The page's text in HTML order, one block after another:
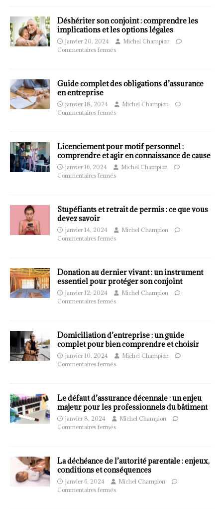
Déshériter son conjoint : comprendre les
implications et les options légales
janvier 20, 2024
Michel Champion
Commentaires fermés
Guide complet des obligations d’assurance
en entreprise
janvier 18, 2024
Michel Champion
Commentaires fermés
Licenciement pour motif personnel :
comprendre et agir en connaissance de cause
janvier 16, 2024
Michel Champion
Commentaires fermés
Stupéfiants et retrait de permis : ce que vous
devez savoir
janvier 14, 2024
Michel Champion
Commentaires fermés
Donation au dernier vivant : un instrument
essentiel pour protéger son conjoint
janvier 12, 2024
Michel Champion
Commentaires fermés
Domiciliation d’entreprise : un guide
complet pour bien comprendre et choisir
janvier 10, 2024
Michel Champion
Commentaires fermés
Le défaut d’assurance décennale : un enjeu
majeur pour les professionnels du bâtiment
janvier 8, 2024
Michel Champion
Commentaires fermés
La déchéance de l’autorité parentale : enjeux,
conditions et conséquences
janvier 6, 2024
Michel Champion
Commentaires fermés